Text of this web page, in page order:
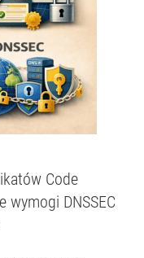
Code
wymogi DNSSEC